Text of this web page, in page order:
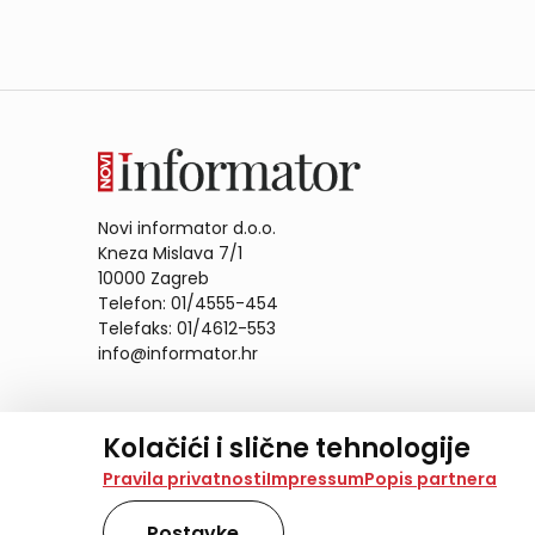
Kolačići i slične tehnologije
Na našoj web stranici koristimo kolačiće i slične
analiziramo promet na stranici te prikazujemo
također koriste ove tehnologije.
Pravila privatnostiImpressumPopis partnera
Novi informator d.o.o.
Kneza Mislava 7/1
10000 Zagreb
Telefon: 01/4555-454
Telefaks: 01/4612-553
info@informator.hr